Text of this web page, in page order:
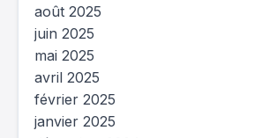
août 2025
juin 2025
mai 2025
avril 2025
février 2025
janvier 2025